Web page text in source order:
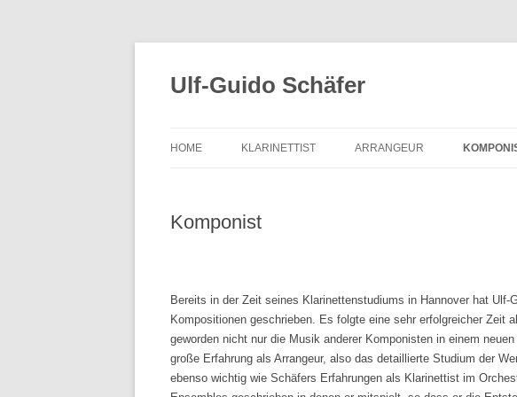
Ulf-Guido Schäfer
HOME KLARINETTIST ARRANGEUR
Komponist
Bereits in der Zeit seines Klarinettenstudiums in Hannover hat
Kompositionen geschrieben. Es folgte eine sehr erfolgreicher Zeit
geworden nicht nur die Musik anderer Komponisten in einem
große Erfahrung als Arrangeur, also das detaillierte Studium der
ebenso wichtig wie Schäfers Erfahrungen als Klarinettist im